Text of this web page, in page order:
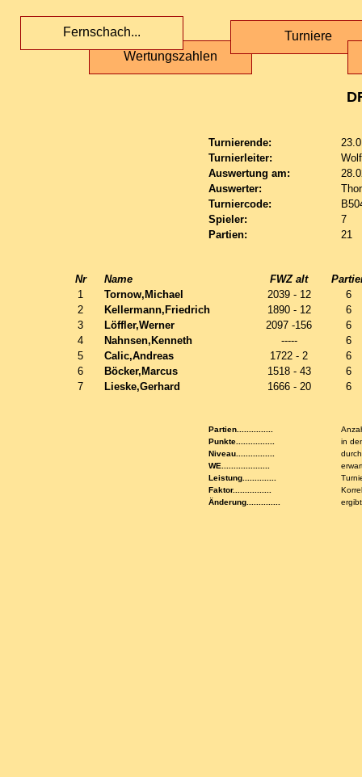
Wertungszahlen
Fernschach... Turniere
Turnierende:
Turnierleiter:
Auswertung am:
Auswerter:
Turniercode:
Spieler:
7
Partien:
21
Nr Name FWZ alt
1
Tornow,Michael 2039 - 12
6
2
Kellermann,Friedrich 1890 - 12
6
3
Löffler,Werner 2097 -156
6
4
Nahnsen,Kenneth -----
6
5
Calic,Andreas 1722 - 2
6
6
Böcker,Marcus 1518 - 43
6
7
Lieske,Gerhard 1666 - 20 6
Partien...............
Punkte................
in
Niveau................
WE....................
Leistung..............
Faktor................
Änderung..............